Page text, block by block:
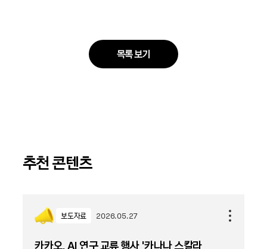
목록 보기
추천 콘텐츠
보도자료 2026.05.27
카카오, AI 연구 교류 행사 ‘카나나 스칼라